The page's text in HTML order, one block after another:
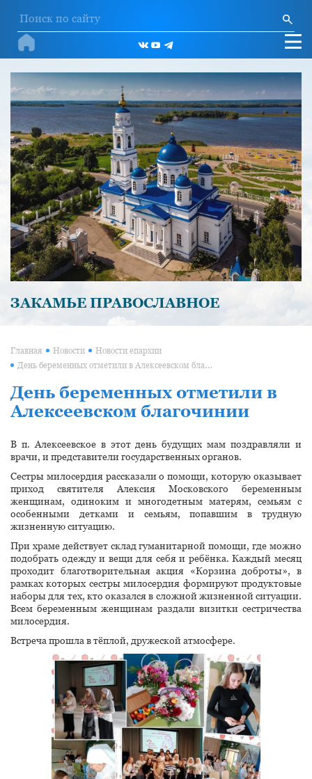
ЗАКАМЬЕ ПРАВОСЛАВНОЕ
Главная Новости Новости епархии
День беременных отметили в Алексеевском благочинии
День беременных отметили в
Алексеевском благочинии
В п. Алексеевское в этот день будущих мам поздравляли и
врачи, и представители государственных органов.
Сестры милосердия рассказали о помощи, которую оказывает
приход святителя Алексия Московского беременным
женщинам, одиноким и многодетным матерям, семьям с
особенными детками и семьям, попавшим в трудную
жизненную ситуацию.
При храме действует склад гуманитарной помощи, где можно
подобрать одежду и вещи для себя и ребёнка. Каждый месяц
проходит благотворительная акция «Корзина доброты», в
рамках которых сестры милосердия формируют продуктовые
наборы для тех, кто оказался в сложной жизненной ситуации.
Всем беременным женщинам раздали визитки сестричества
милосердия.
Встреча прошла в тёплой, дружеской атмосфере.